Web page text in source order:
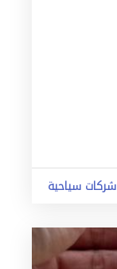
شركات سياحية